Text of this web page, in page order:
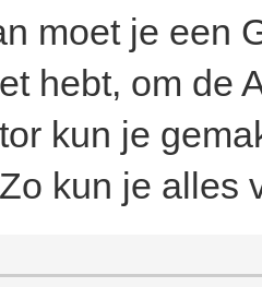
moet je een
hebt, om de
kun je
kun je alles